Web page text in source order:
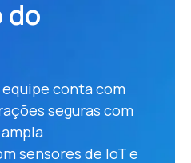
do
equipe conta com
seguras com
sensores de IoT e